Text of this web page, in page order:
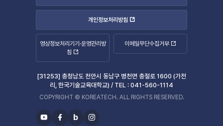
개인정보처리방침
영상정보처리기기·운영관리방
침
이메일무단수집거부
[31253] 충청남도 천안시 동남구 병천면 충절로 1600 (가전
리, 한국기술교육대학교) / TEL : 041-560-1114
COPYRIGHT © KOREATECH. ALL RIGHTS RESERVED.
유 페
b
블 인